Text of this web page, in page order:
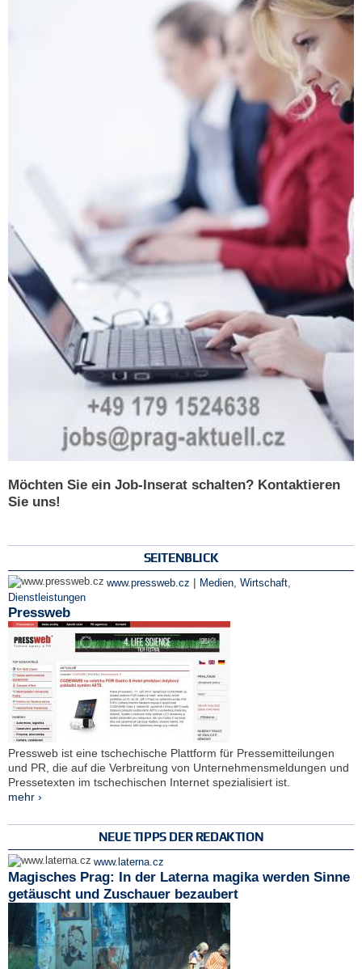
Möchten Sie ein Job-Inserat schalten? Kontaktieren
Sie uns!
SEITENBLICK
www.pressweb.cz | Medien, Wirtschaft,
Dienstleistungen
Pressweb
Pressweb ist eine tschechische Plattform für Pressemitteilungen
und PR, die auf die Verbreitung von Unternehmensmeldungen und
Pressetexten im tschechischen Internet spezialisiert ist.
mehr ›
NEUE TIPPS DER REDAKTION
www.laterna.cz
Magisches Prag: In der Laterna magika werden Sinne
getäuscht und Zuschauer bezaubert